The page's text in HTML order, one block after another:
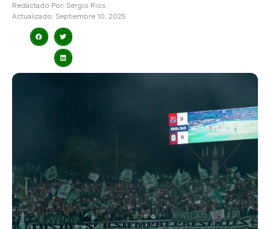
Redactado Por: Sergio Rios
Actualizado: Septiembre 10, 2025